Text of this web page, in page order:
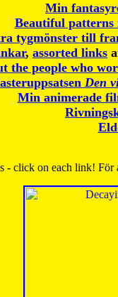
Min
Beautiful patterns
tygmönster till
, assorted links
the people who
Den
Min animerade
- click on each link!